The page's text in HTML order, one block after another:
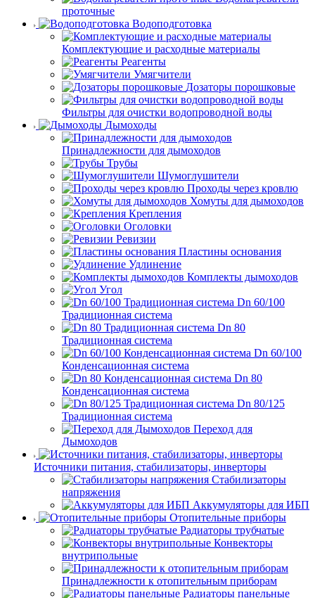
проточные
Водоподготовка
Комплектующие и расходные материалы
Реагенты
Умягчители
Дозаторы порошковые
Фильтры для очистки водопроводной воды
Дымоходы
Принадлежности для дымоходов
Трубы
Шумоглушители
Проходы через кровлю
Хомуты для дымоходов
Крепления
Оголовки
Ревизии
Пластины основания
Удлинение
Комплекты дымоходов
Угол
Dn 60/100
Традиционная система
Dn 80
Традиционная система
Dn 60/100
Конденсационная система
Dn 80
Конденсационная система
Dn 80/125
Традиционная система
Переход для
Дымоходов
Источники питания, стабилизаторы, инверторы
Стабилизаторы
напряжения
Аккумуляторы для ИБП
Отопительные приборы
Радиаторы трубчатые
Конвекторы
внутрипольные
Принадлежности к отопительным приборам
Радиаторы панельные